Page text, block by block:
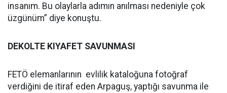
insanım. Bu olaylarla adımın anılması nedeniyle çok
üzgünüm” diye konuştu.
DEKOLTE KIYAFET SAVUNMASI
FETÖ elemanlarının evlilik kataloğuna fotoğraf
verdiğini de itiraf eden Arpaguş, yaptığı savunma ile